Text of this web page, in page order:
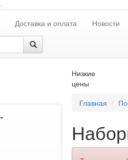
Доставка и оплата Новости
Низкие
цены
Главная